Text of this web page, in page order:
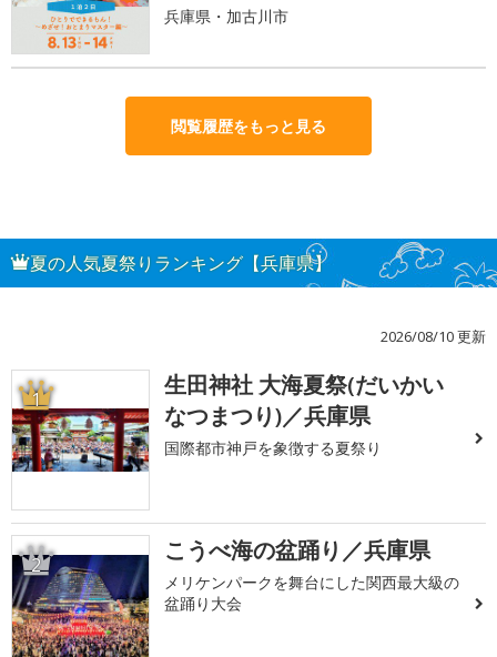
兵庫県・加古川市
閲覧履歴をもっと見る
夏の人気夏祭りランキング【兵庫県】
2026/08/10 更新
1
生田神社 大海夏祭(だいかい
なつまつり)／兵庫県
国際都市神戸を象徴する夏祭り
2 こうべ海の盆踊り／兵庫県
メリケンパークを舞台にした関西最大級の
盆踊り大会